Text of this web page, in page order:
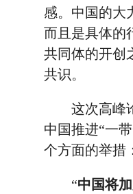
感。中国的大
而且是具体的
共同体的开创
共识。
这次高峰论
中国推进“一
个方面的举措
“中国将